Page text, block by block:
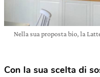
Nella sua proposta bio, la
Con la sua scelta di